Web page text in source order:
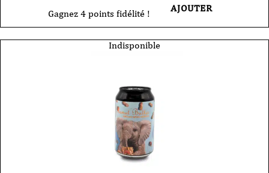
Gagnez 4 points fidélité ! AJOUTER
Indisponible